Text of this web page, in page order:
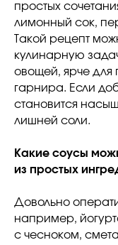
простых
лимонный сок,
Такой рецепт
кулинарную
овощей, ярче для
гарнира. Если
становится
лишней соли.
Какие соусы
из простых
Довольно
например,
с чесноком,